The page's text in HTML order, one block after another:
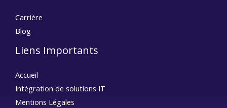
Carrière
Blog
Liens Importants
Accueil
Intégration de solutions IT
Mentions Légales